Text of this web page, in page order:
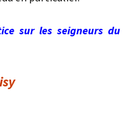
sur les seigneurs du